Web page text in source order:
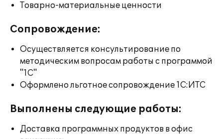
Товарно-материальные ценности
Сопровождение:
Осуществляется консультирование по
методическим вопросам работы с программой
"1С"
Оформлено льготное сопровождение 1С:ИТС
Выполнены следующие работы:
Доставка программных продуктов в офис